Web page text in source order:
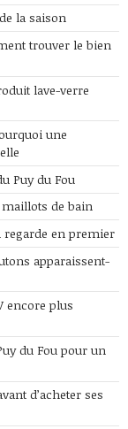
la saison
trouver le bien
lave-verre
une
Puy du Fou
de bain
regarde en premier
apparaissent-
encore plus
du Fou pour un
d’acheter ses